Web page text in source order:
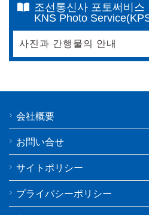
조선통신사 포토써비스
KNS Photo
사진과 간행물의 안내
会社概要
お問い合せ
サイトポリシー
プライバシーポリシー